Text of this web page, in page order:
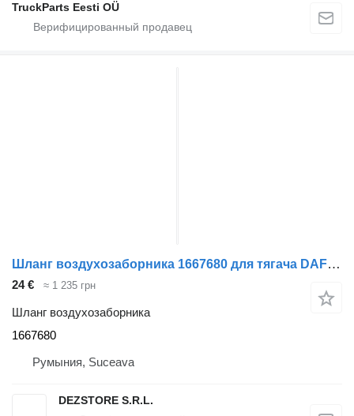
TruckParts Eesti OÜ
Шланг воздухозаборника 1667680 для тягача DAF XF105
24 € ≈ 1 235 грн
Шланг воздухозаборника
1667680
Румыния, Suceava
DEZSTORE S.R.L.